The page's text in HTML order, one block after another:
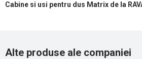
Cabine si usi pentru dus Matrix de la
Alte produse ale companiei